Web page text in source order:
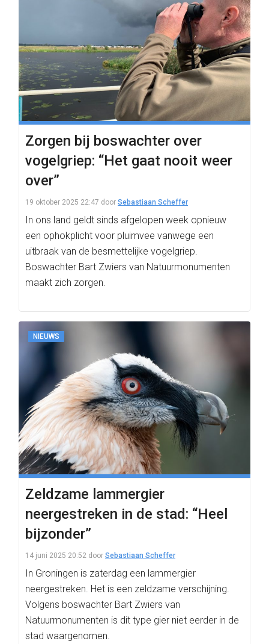
Zorgen bij boswachter over
vogelgriep: “Het gaat nooit weer
over”
19 oktober 2025 22:47 door Sebastiaan Scheffer
In ons land geldt sinds afgelopen week opnieuw
een ophokplicht voor pluimvee vanwege een
uitbraak van de besmettelijke vogelgriep.
Boswachter Bart Zwiers van Natuurmonumenten
maakt zich zorgen.
NIEUWS
Zeldzame lammergier
neergestreken in de stad: “Heel
bijzonder”
14 juni 2025 20:52 door Sebastiaan Scheffer
In Groningen is zaterdag een lammergier
neergestreken. Het is een zeldzame verschijning.
Volgens boswachter Bart Zwiers van
Natuurmonumenten is dit type gier niet eerder in de
stad waargenomen.